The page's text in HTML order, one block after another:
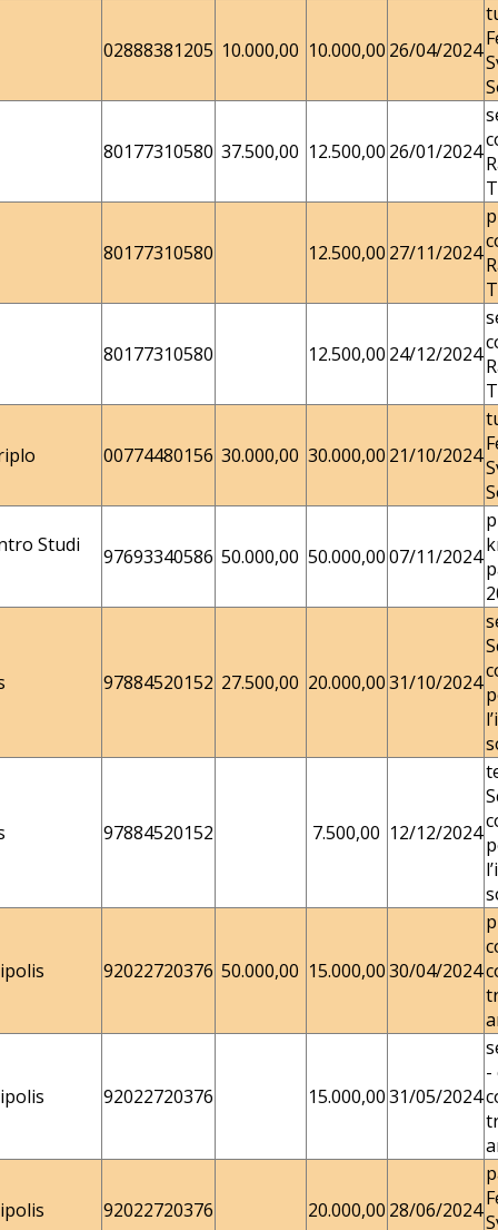
02888381205 10.000,00 10.000,00 26/04/2024
80177310580 37.500,00 12.500,00 26/01/2024
80177310580 12.500,00 27/11/2024
80177310580 12.500,00 24/12/2024
00774480156 30.000,00 30.000,00 21/10/2024
Studi 97693340586 50.000,00 50.000,0007/11/2024
97884520152 27.500,00 20.000,0031/10/2024
97884520152 7.500,00 12/12/2024
92022720376 50.000,00 15.000,0030/04/2024
92022720376 15.000,0031/05/2024
-
92022720376 20.000,00 28/06/2024